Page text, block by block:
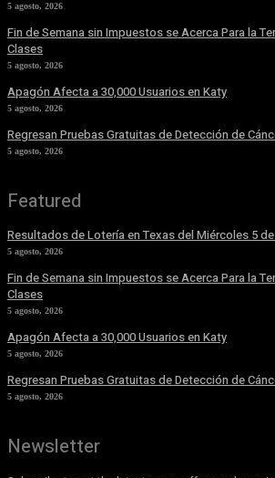
5 agosto, 2026
Fin de Semana sin Impuestos se Acerca Para la
Clases
5 agosto, 2026
Apagón Afecta a 30,000 Usuarios en Katy
5 agosto, 2026
Regresan Pruebas Gratuitas de Detección de
5 agosto, 2026
Featured
Resultados de Lotería en Texas del Miércoles 5
5 agosto, 2026
Fin de Semana sin Impuestos se Acerca Para la
Clases
5 agosto, 2026
Apagón Afecta a 30,000 Usuarios en Katy
5 agosto, 2026
Regresan Pruebas Gratuitas de Detección de
5 agosto, 2026
Newsletter